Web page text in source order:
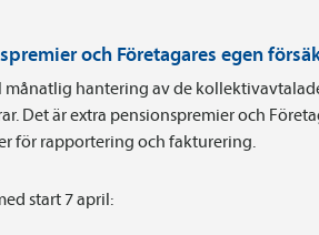
och Företagares egen
månatlig hantering av de
Det är extra pensionspremier och
för rapportering och fakturering.
start 7 april: